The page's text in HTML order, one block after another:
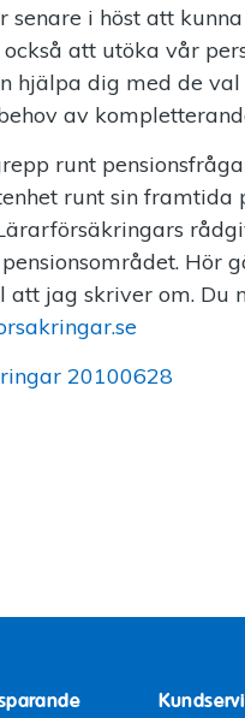
i höst att
att utöka vår
hjälpa dig med de val
av
runt
runt sin framtida
Hör
jag skriver om. Du
20100628